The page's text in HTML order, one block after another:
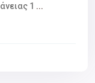
1 ...